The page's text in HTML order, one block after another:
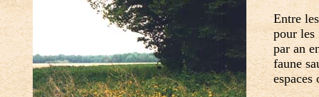
Entre
pour les
par an
faune